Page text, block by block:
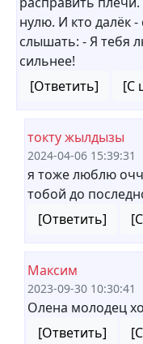
нулю. И кто далёк
слышать: - Я тебя
сильнее!
[Ответить]
[С
токту жылдызы
2024-04-06 15:39:31
я тоже люблю
тобой до
[Ответить]
Максим
2023-09-30 10:30:41
Олена молодец
[Ответить]